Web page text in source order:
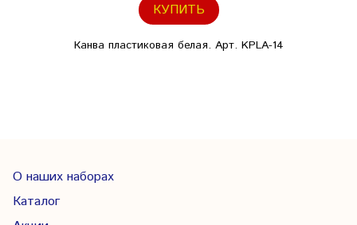
КУПИТЬ
Канва пластиковая белая. Арт. KPLA-14
О наших наборах
Каталог